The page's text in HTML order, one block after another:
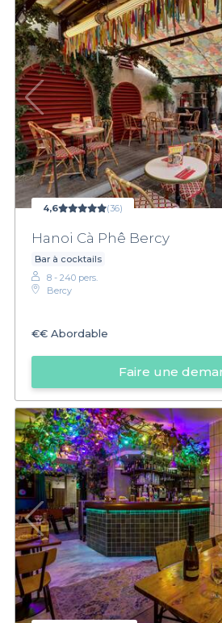
4,6 (36)
Hanoi Cà Phê Bercy
Bar à cocktails
8 - 240 pers.
Bercy
€€ Abordable
Faire une